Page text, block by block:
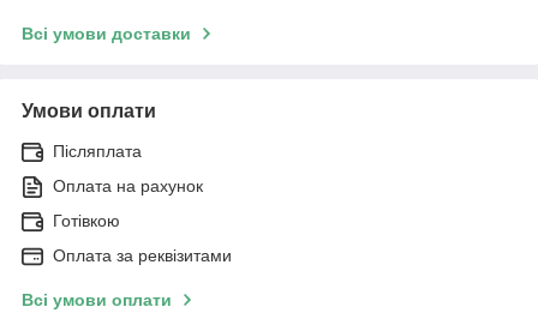
Всі умови доставки
Умови оплати
Післяплата
Оплата на рахунок
Готівкою
Оплата за реквізитами
Всі умови оплати